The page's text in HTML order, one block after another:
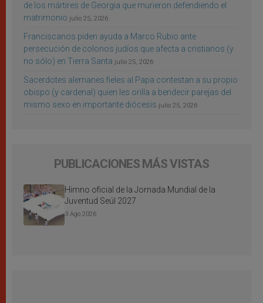
de los mártires de Georgia que murieron defendiendo el
matrimonio julio 25, 2026
Franciscanos piden ayuda a Marco Rubio ante
persecución de colonos judíos que afecta a cristianos (y
no sólo) en Tierra Santa julio 25, 2026
Sacerdotes alemanes fieles al Papa contestan a su propio
obispo (y cardenal) quien les orilla a bendecir parejas del
mismo sexo en importante diócesis julio 25, 2026
PUBLICACIONES MÁS VISTAS
Himno oficial de la Jornada Mundial de la
Juventud Seúl 2027
3 Ago 2026